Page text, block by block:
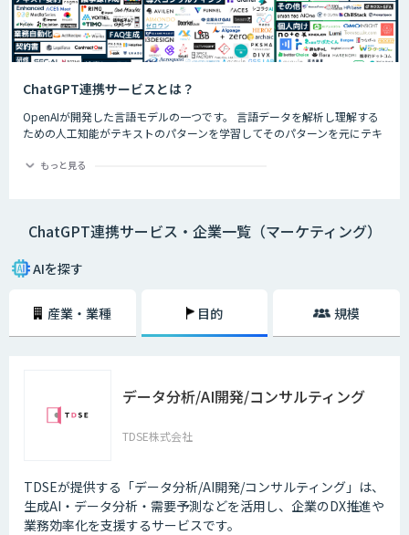
ChatGPT連携サービスとは？
OpenAIが開発した言語モデルの一つです。 言語データを解析し理解する
ための人工知能がテキストのパターンを学習してそのパターンを元にテキ
ChatGPTの最大の特徴として、人間との自然な対話を模倣することがで
もっと見る
ChatGPT連携サービス・企業一覧（マーケティング）
AIを探す
産業・業種 目的 規模
データ分析/AI開発/コンサルティング
TDSE株式会社
TDSEが提供する「データ分析/AI開発/コンサルティング」は、
生成AI・データ分析・需要予測などを活用し、企業のDX推進や
業務効率化を支援するサービスです。